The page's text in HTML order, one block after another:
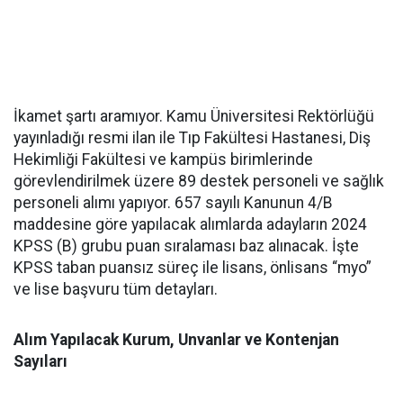
İkamet şartı aramıyor. Kamu Üniversitesi Rektörlüğü
yayınladığı resmi ilan ile Tıp Fakültesi Hastanesi, Diş
Hekimliği Fakültesi ve kampüs birimlerinde
görevlendirilmek üzere 89 destek personeli ve sağlık
personeli alımı yapıyor. 657 sayılı Kanunun 4/B
maddesine göre yapılacak alımlarda adayların 2024
KPSS (B) grubu puan sıralaması baz alınacak. İşte
KPSS taban puansız süreç ile lisans, önlisans “myo”
ve lise başvuru tüm detayları.
Alım Yapılacak Kurum, Unvanlar ve Kontenjan
Sayıları